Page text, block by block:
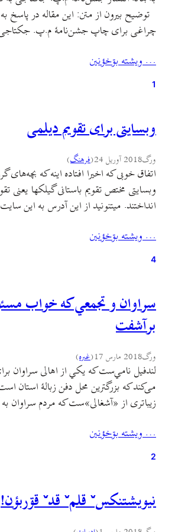
توضیح بیرون از متن: این مقاله در پاسخ
چراغی برای چاپ جشن‌نامهٔ م.پ. جکتاجی
نامه‌ای مفصل، چاپ آن را مشروط به حذف
کردند.…
… ويشته بۊخؤنين
1
وبسایتی برای تقویم دیلمی
ورگ2018 آوریل 24 (فرهنگ)
اتفاق خوبی که اخیرا افتاده اینه که بچه‌های
وبسایتی مختص تقویم باستانی گیلکها یعنی
انداختند. میتنونید از این آدرس به این
میتونید تاریخ تولدتون رو بر اساس تقویم
تبدیل تاریخ یادتون باشه شمارهٔ مربوط به…
… ويشته بۊخؤنين
4
سراوان و تجمعي که خواب
برآشفت
ورگ2018 مارس 17 (غىره)
لندفیل نامي‌ست که یکي از اهالی سراوان
می‌کند که بزرگترین محل دفن زبالۀ استان
زیباتری از «آشغالی»ست که مردم سراوان
استان را به محل دفن زباله‌ها تبدیل کنند،
منطقه هم…
… ويشته بۊخؤنين
2
نيويشتنکسˇ قلمˇ قدˇ قۊربؤن!